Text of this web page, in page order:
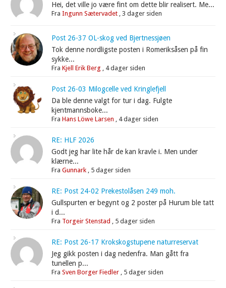
Hei, det ville jo være fint om dette blir realisert. Me...
FraIngunn Sætervadet ,3 dager siden
Post 26-37 OL-skog ved Bjertnessjøen
Tok denne nordligste posten i Romeriksåsen på fin
sykke...
FraKjell Erik Berg 4 dager siden
Post 26-03 Milogcelle ved Kringlefjell
Da ble denne valgt for tur i dag. Fulgte
kjentmannsboke...
FraHans Löwe Larsen 4 dager siden
RE: HLF 2026
Godt jeg har lite hår de kan kravle i. Men under
klærne...
FraGunnark 5 dager siden
RE: Post 24-02 Prekestolåsen 249 moh.
Gullspurten er begynt og 2 poster på Hurum ble tatt
i d...
Fra Torgeir Stenstad 5 dager siden
RE: Post 26-17 Krokskogstupene naturreservat
Jeg gikk posten i dag nedenfra. Man gått fra
tunellen p...
FraSven Borger Fiedler 5 dager siden